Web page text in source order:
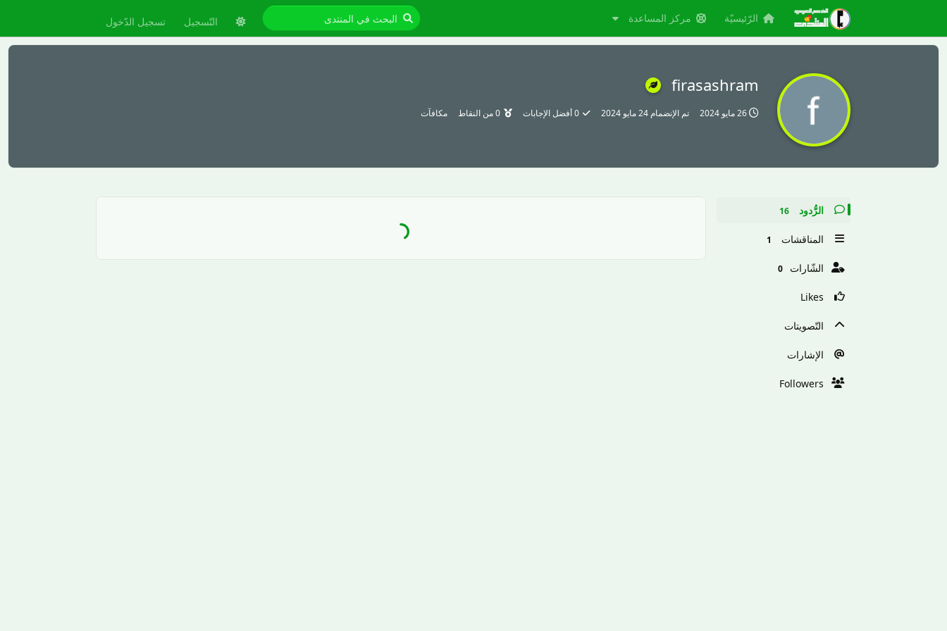
الرّئيسيّة مركز المساعدة التّسجيل تسجيل الدّخول
firasashram
26 مايو 2024 تم الإنضمام 24 مايو 2024 0أفضل الإجابات 0من النقاط مكافآت
الرُّدود 16
المناقشات 1
الشّارات 0
Likes
التّصويتات
الإشارات
Followers